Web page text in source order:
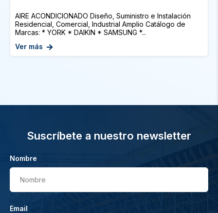
AIRE ACONDICIONADO Diseño, Suministro e Instalación
Residencial, Comercial, Industrial Amplio Catálogo de
Marcas: * YORK * DAIKIN * SAMSUNG *...
Ver más
Suscríbete a nuestro newsletter
Nombre
Nombre
Email